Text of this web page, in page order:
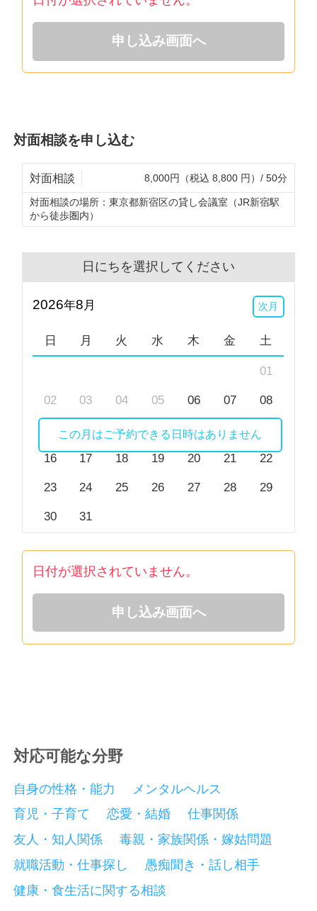
申し込み画面へ
対面相談を申し込む
対面相談 8,000円（税込 8,800 円）/ 50分
対面相談の場所： 東京都新宿区の貸し会議室（JR新宿駅
から徒歩圏内）
日にちを選択してください
2026年8 月 次月
日 月 火 水 木 金 土
01
02 03 04 05 06 07 08
10 11 12 13 14
16 17 18 19 20 21 22
23 24 25 26 27 28 29
30 31
この月はご予約できる日時はありません
日付が選択されていません。
申し込み画面へ
対応可能な分野
自身の性格・能力
メンタルヘルス
育児・子育て
恋愛・結婚
仕事関係
友人・知人関係
毒親・家族関係・嫁姑問題
就職活動・仕事探し
愚痴聞き・話し相手
健康・食生活に関する相談